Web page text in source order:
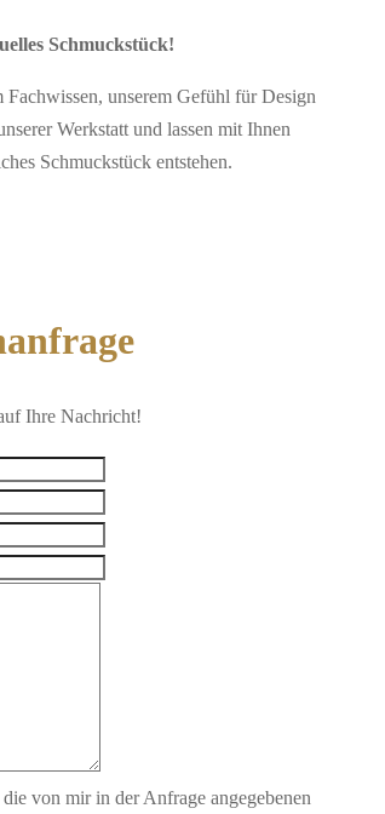
Schmuckstück!
unserem Gefühl für Design
Werkstatt und lassen mit Ihnen
Schmuckstück entstehen.
Ihre Nachricht!
von mir in der Anfrage angegebenen